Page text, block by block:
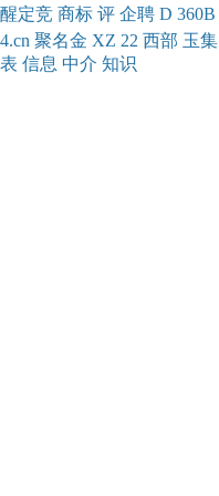
醒定竞 商标 评 企聘 D 360B
4.cn 聚名金 XZ 22 西部 玉集
表 信息 中介 知识